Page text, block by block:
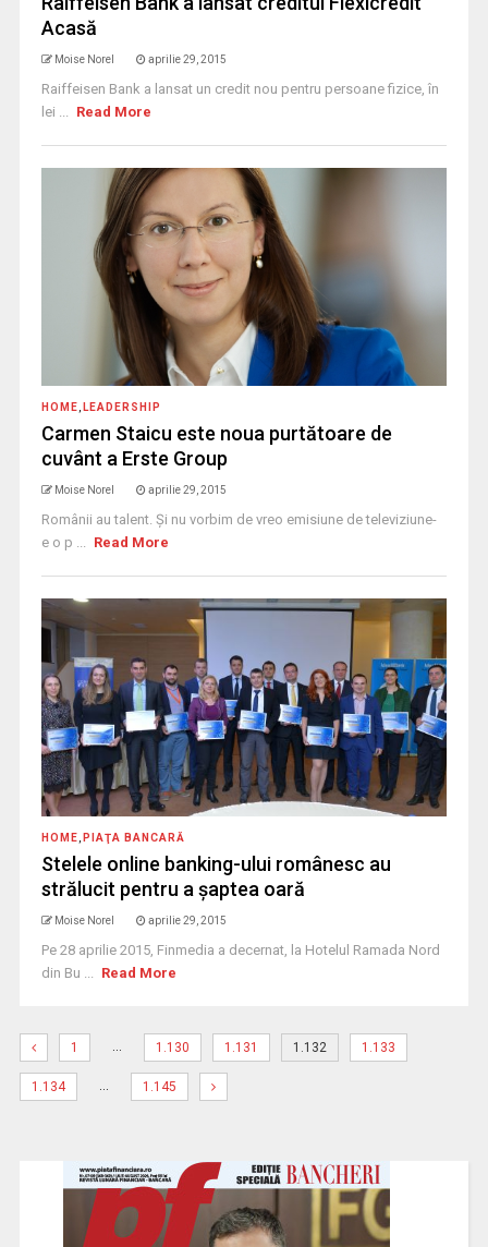
Acasă
Moise Norel aprilie 29, 2015
Raiffeisen Bank a lansat un credit nou pentru persoane fizice, în
lei ... Read More
HOME LEADERSHIP
Carmen Staicu este noua purtătoare de
cuvânt a Erste Group
Moise Norel aprilie 29, 2015
Românii au talent. Şi nu vorbim de vreo emisiune de televiziune-
e o p ... Read More
HOME PIAŢA BANCARĂ
Stelele online banking-ului românesc au
strălucit pentru a şaptea oară
Moise Norel aprilie 29, 2015
Pe 28 aprilie 2015, Finmedia a decernat, la Hotelul Ramada Nord
din Bu ... Read More
1 … 1.130 1.131 1.132 1.133
1.134 … 1.145